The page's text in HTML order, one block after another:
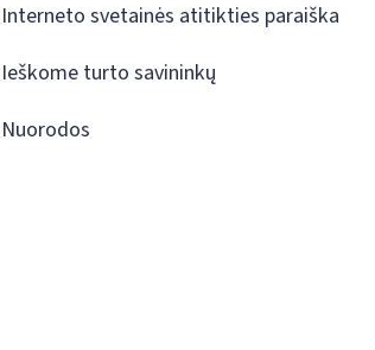
Interneto svetainės atitikties paraiška
Ieškome turto savininkų
Nuorodos